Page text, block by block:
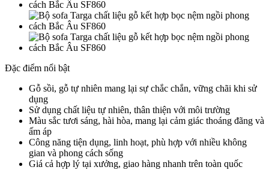
Đặc điểm nổi bật
Gỗ sồi, gỗ tự nhiên mang lại sự chắc chắn, vững chãi khi sử
dụng
Sử dụng chất liệu tự nhiên, thân thiện với môi trường
Màu sắc tươi sáng, hài hòa, mang lại cảm giác thoáng đãng và
ấm áp
Công năng tiện dụng, linh hoạt, phù hợp với nhiều không
gian và phong cách sống
Giá cả hợp lý tại xưởng, giao hàng nhanh trên toàn quốc